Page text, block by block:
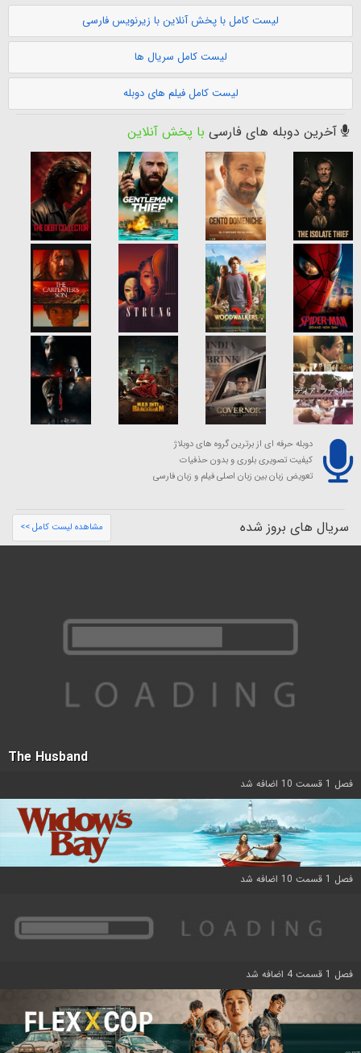
لیست کامل با پخش آنلاین با زیرنویس فارسی
لیست کامل سریال ها
لیست کامل فیلم های دوبله
آخرین دوبله های فارسی با پخش آنلاین
دوبله حرفه ای از برترین گروه های دوبلاژ
کیفیت تصویری بلوری و بدون حذفیات
تعویض زبان بین زبان اصلی فیلم و زبان فارسی
سریال های بروز شده مشاهده لیست کامل >>
The Husband
فصل 1 قسمت 10 اضافه شد
فصل 1 قسمت 10 اضافه شد
فصل 1 قسمت 4 اضافه شد